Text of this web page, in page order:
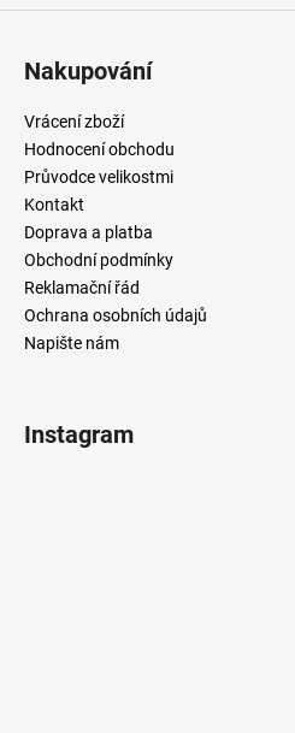
Nakupování
Vrácení zboží
Hodnocení obchodu
Průvodce velikostmi
Kontakt
Doprava a platba
Obchodní podmínky
Reklamační řád
Ochrana osobních údajů
Napište nám
Instagram